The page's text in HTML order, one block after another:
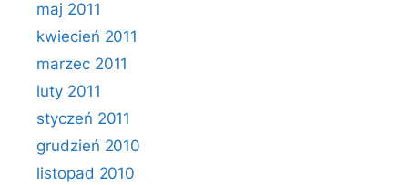
maj 2011
kwiecień 2011
marzec 2011
luty 2011
styczeń 2011
grudzień 2010
listopad 2010